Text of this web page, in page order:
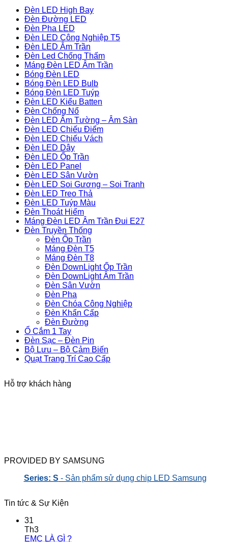
Đèn LED High Bay
Đèn Đường LED
Đèn Pha LED
Đèn LED Công Nghiệp T5
Đèn LED Âm Trần
Đèn Led Chống Thấm
Máng Đèn LED Âm Trần
Bóng Đèn LED
Bóng Đèn LED Bulb
Bóng Đèn LED Tuýp
Đèn LED Kiểu Batten
Đèn Chống Nổ
Đèn LED Âm Tường – Âm Sàn
Đèn LED Chiếu Điểm
Đèn LED Chiếu Vách
Đèn LED Dây
Đèn LED Ốp Trần
Đèn LED Panel
Đèn LED Sân Vườn
Đèn LED Soi Gương – Soi Tranh
Đèn LED Treo Thả
Đèn LED Tuýp Màu
Đèn Thoát Hiểm
Máng Đèn LED Âm Trần Đui E27
Đèn Truyền Thống
Đèn Ốp Trần
Máng Đèn T5
Máng Đèn T8
Đèn DownLight Ốp Trần
Đèn DownLight Âm Trần
Đèn Sân Vườn
Đèn Pha
Đèn Chóa Công Nghiệp
Đèn Khẩn Cấp
Đèn Đường
Ổ Cắm 1 Tay
Đèn Sạc – Đèn Pin
Bộ Lưu – Bộ Cảm Biến
Quạt Trang Trí Cao Cấp
Hỗ trợ khách hàng
PROVIDED BY SAMSUNG
Series: S - Sản phẩm sử dụng chip LED Samsung
Tin tức & Sự Kiện
31
Th3
EMC LÀ GÌ ?